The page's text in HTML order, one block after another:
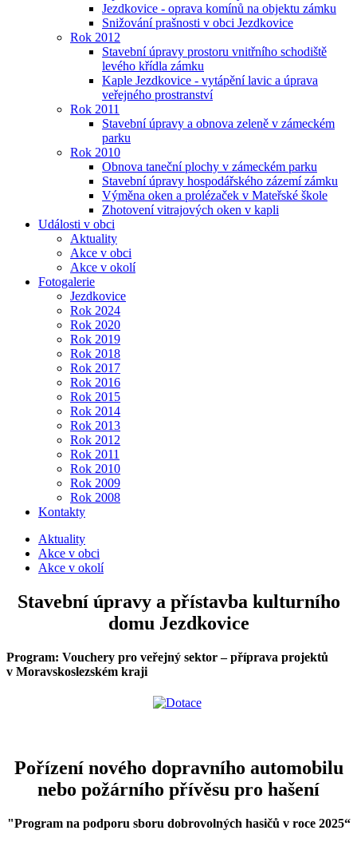
Jezdkovice - oprava komínů na objektu zámku
Snižování prašnosti v obci Jezdkovice
Rok 2012
Stavební úpravy prostoru vnitřního schodiště
levého křídla zámku
Kaple Jezdkovice - vytápění lavic a úprava
veřejného prostranství
Rok 2011
Stavební úpravy a obnova zeleně v zámeckém
parku
Rok 2010
Obnova taneční plochy v zámeckém parku
Stavební úpravy hospodářského zázemí zámku
Výměna oken a prolézaček v Mateřské škole
Zhotovení vitrajových oken v kapli
Události v obci
Aktuality
Akce v obci
Akce v okolí
Fotogalerie
Jezdkovice
Rok 2024
Rok 2020
Rok 2019
Rok 2018
Rok 2017
Rok 2016
Rok 2015
Rok 2014
Rok 2013
Rok 2012
Rok 2011
Rok 2010
Rok 2009
Rok 2008
Kontakty
Aktuality
Akce v obci
Akce v okolí
Stavební úpravy a přístavba kulturního
domu Jezdkovice
Program: Vouchery pro veřejný sektor – příprava projektů
v Moravskoslezském kraji
Pořízení nového dopravního automobilu
nebo požárního přívěsu pro hašení
"Program na podporu sboru dobrovolných hasičů v roce 2025“